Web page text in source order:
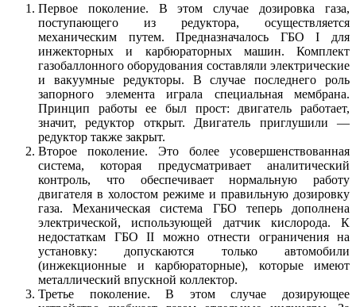
Первое поколение. В этом случае дозировка газа,
поступающего из редуктора, осуществляется
механическим путем. Предназначалось ГБО I для
инжекторных и карбюраторных машин. Комплект
газобаллонного оборудования составляли электрические
и вакуумные редукторы. В случае последнего роль
запорного элемента играла специальная мембрана.
Принцип работы ее был прост: двигатель работает,
значит, редуктор открыт. Двигатель приглушили —
редуктор также закрыт.
Второе поколение. Это более усовершенствованная
система, которая предусматривает аналитический
контроль, что обеспечивает нормальную работу
двигателя в холостом режиме и правильную дозировку
газа. Механическая система ГБО теперь дополнена
электрической, использующей датчик кислорода. К
недостаткам ГБО II можно отнести ограничения на
установку: допускаются только автомобили
(инжекционные и карбюраторные), которые имеют
металлический впускной коллектор.
Третье поколение. В этом случае дозирующее